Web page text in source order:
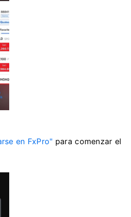
en FxPro" para comenzar el